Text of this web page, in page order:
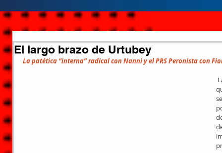
El largo brazo de Urtubey
La patética “interna” radical con Nanni y el PRS Peronista con